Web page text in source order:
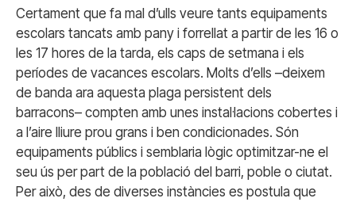
Certament que fa mal d’ulls veure tants equipaments
escolars tancats amb pany i forrellat a partir de les 16 o
les 17 hores de la tarda, els caps de setmana i els
períodes de vacances escolars. Molts d’ells –deixem
de banda ara aquesta plaga persistent dels
barracons– compten amb unes instal·lacions cobertes i
a l’aire lliure prou grans i ben condicionades. Són
equipaments públics i semblaria lògic optimitzar-ne el
seu ús per part de la població del barri, poble o ciutat.
Per això, des de diverses instàncies es postula que